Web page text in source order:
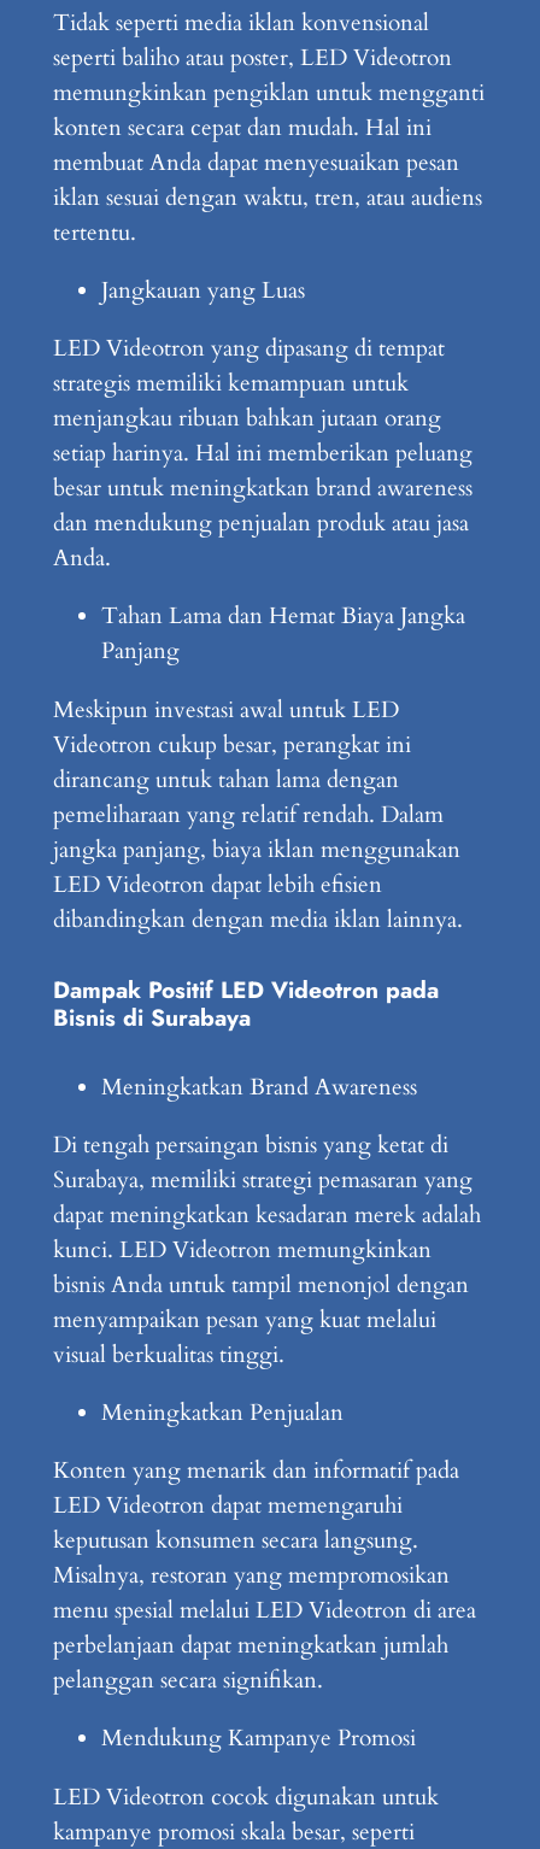
Tidak seperti media iklan konvensional
seperti baliho atau poster, LED Videotron
memungkinkan pengiklan untuk mengganti
konten secara cepat dan mudah. Hal ini
membuat Anda dapat menyesuaikan pesan
iklan sesuai dengan waktu, tren, atau audiens
tertentu.
Jangkauan yang Luas
LED Videotron yang dipasang di tempat
strategis memiliki kemampuan untuk
menjangkau ribuan bahkan jutaan orang
setiap harinya. Hal ini memberikan peluang
besar untuk meningkatkan brand awareness
dan mendukung penjualan produk atau jasa
Anda.
Tahan Lama dan Hemat Biaya Jangka
Panjang
Meskipun investasi awal untuk LED
Videotron cukup besar, perangkat ini
dirancang untuk tahan lama dengan
pemeliharaan yang relatif rendah. Dalam
jangka panjang, biaya iklan menggunakan
LED Videotron dapat lebih efisien
dibandingkan dengan media iklan lainnya.
Dampak Positif LED Videotron pada
Bisnis di Surabaya
Meningkatkan Brand Awareness
Di tengah persaingan bisnis yang ketat di
Surabaya, memiliki strategi pemasaran yang
dapat meningkatkan kesadaran merek adalah
kunci. LED Videotron memungkinkan
bisnis Anda untuk tampil menonjol dengan
menyampaikan pesan yang kuat melalui
visual berkualitas tinggi.
Meningkatkan Penjualan
Konten yang menarik dan informatif pada
LED Videotron dapat memengaruhi
keputusan konsumen secara langsung.
Misalnya, restoran yang mempromosikan
menu spesial melalui LED Videotron di area
perbelanjaan dapat meningkatkan jumlah
pelanggan secara signifikan.
Mendukung Kampanye Promosi
LED Videotron cocok digunakan untuk
kampanye promosi skala besar, seperti